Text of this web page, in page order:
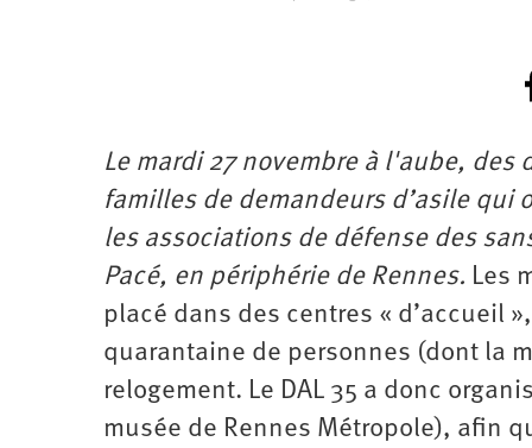
Le mardi 27 novembre à l'aube,
familles de demandeurs d’asile qui
les associations de défense des
Pacé, en périphérie de Rennes. Les
placé dans des centres « d’accueil
quarantaine de personnes (dont la
relogement. Le DAL 35 a donc
musée de Rennes Métropole), afin